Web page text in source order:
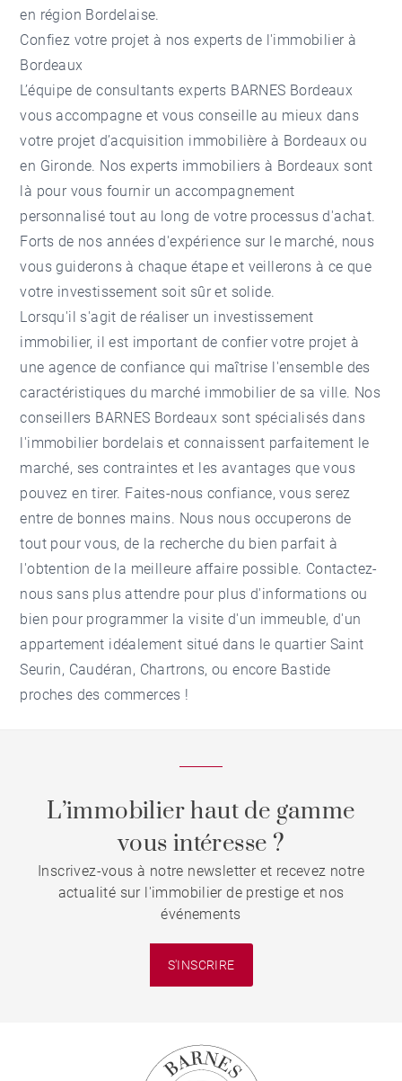
en région Bordelaise.
Confiez votre projet à nos experts de l'immobilier à
Bordeaux
L’équipe de consultants experts BARNES Bordeaux
vous accompagne et vous conseille au mieux dans
votre projet d’acquisition immobilière à Bordeaux ou
en Gironde. Nos experts immobiliers à Bordeaux sont
là pour vous fournir un accompagnement
personnalisé tout au long de votre processus d'achat.
Forts de nos années d'expérience sur le marché, nous
vous guiderons à chaque étape et veillerons à ce que
votre investissement soit sûr et solide.
Lorsqu'il s'agit de réaliser un investissement
immobilier, il est important de confier votre projet à
une agence de confiance qui maîtrise l'ensemble des
caractéristiques du marché immobilier de sa ville. Nos
conseillers BARNES Bordeaux sont spécialisés dans
l'immobilier bordelais et connaissent parfaitement le
marché, ses contraintes et les avantages que vous
pouvez en tirer. Faites-nous confiance, vous serez
entre de bonnes mains. Nous nous occuperons de
tout pour vous, de la recherche du bien parfait à
l'obtention de la meilleure affaire possible. Contactez-
nous sans plus attendre pour plus d'informations ou
bien pour programmer la visite d'un immeuble, d'un
appartement idéalement situé dans le quartier Saint
Seurin, Caudéran, Chartrons, ou encore Bastide
proches des commerces !
L’immobilier haut de gamme
vous intéresse ?
Inscrivez-vous à notre newsletter et recevez notre
actualité sur l'immobilier de prestige et nos
événements
S'INSCRIRE